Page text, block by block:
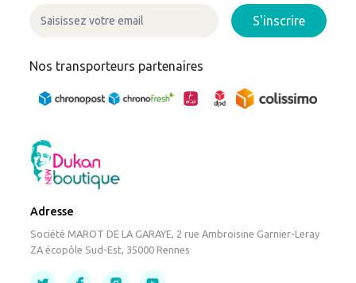
S'inscrire
Nos transporteurs partenaires
Adresse
Société MAROT DE LA GARAYE, 2 rue Ambroisine Garnier-Leray
ZA écopôle Sud-Est, 35000 Rennes